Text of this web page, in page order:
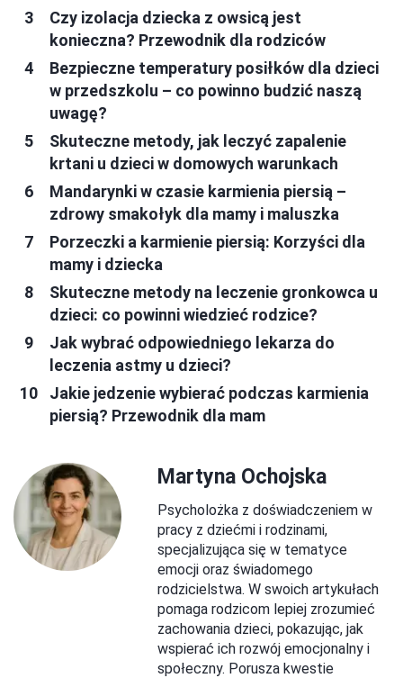
Czy izolacja dziecka z owsicą jest
konieczna? Przewodnik dla rodziców
Bezpieczne temperatury posiłków dla dzieci
w przedszkolu – co powinno budzić naszą
uwagę?
Skuteczne metody, jak leczyć zapalenie
krtani u dzieci w domowych warunkach
Mandarynki w czasie karmienia piersią –
zdrowy smakołyk dla mamy i maluszka
Porzeczki a karmienie piersią: Korzyści dla
mamy i dziecka
Skuteczne metody na leczenie gronkowca u
dzieci: co powinni wiedzieć rodzice?
Jak wybrać odpowiedniego lekarza do
leczenia astmy u dzieci?
Jakie jedzenie wybierać podczas karmienia
piersią? Przewodnik dla mam
Martyna Ochojska
Psycholożka z doświadczeniem w
pracy z dziećmi i rodzinami,
specjalizująca się w tematyce
emocji oraz świadomego
rodzicielstwa. W swoich artykułach
pomaga rodzicom lepiej zrozumieć
zachowania dzieci, pokazując, jak
wspierać ich rozwój emocjonalny i
społeczny. Porusza kwestie